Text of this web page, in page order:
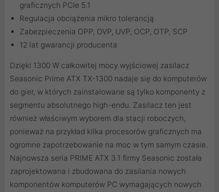
graficznych PCIe 5.1
Regulacja obciążenia mikro tolerancją
Zabezpieczenia OPP, OVP, UVP, OCP, OTP, SCP
12 lat gwarancji producenta
Dzięki 1300 W całkowitej mocy wyjściowej zasilacz
Seasonic Prime ATX TX-1300 nadaje się do komputerów
do gier, w których zainstalowane są tylko komponenty z
segmentu absolutnego high-endu. Zasilacz ten jest
również właściwym wyborem dla stacji roboczych,
ponieważ na przykład kilka procesorów graficznych ma
ogromne zapotrzebowanie na moc w tym samym czasie.
Najnowsza seria PRIME ATX 3.1 firmy Seasonic została
zaprojektowana i zbudowana do zasilania nowych
komponentów komputerów PC wymagających nowych